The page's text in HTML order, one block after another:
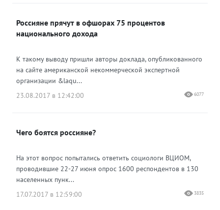
Россияне прячут в офшорах 75 процентов
национального дохода
К такому выводу пришли авторы доклада, опубликованного
на сайте американской некоммерческой экспертной
организации &laqu...
23.08.2017 в 12:42:00
6077
Чего боятся россияне?
На этот вопрос попытались ответить социологи ВЦИОМ,
проводившие 22-27 июня опрос 1600 респондентов в 130
населенных пунк...
17.07.2017 в 12:59:00
3835